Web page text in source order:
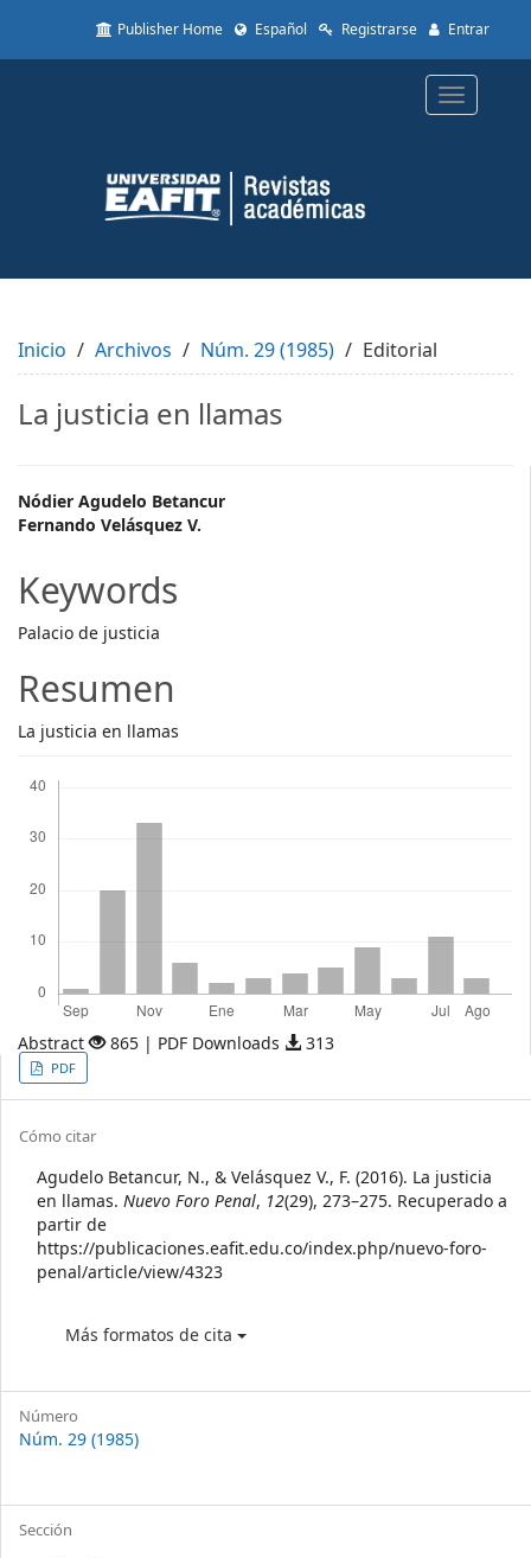
to
Content
Sidebar
Publisher Home Español Registrarse Entrar
Toggle
Inicio Archivos Núm. 29 (1985) Editorial
La justicia en llamas
Main
Article
Content
Nódier Agudelo Betancur
Fernando Velásquez V.
Keywords
Palacio de justicia
Resumen
La justicia en llamas
Abstract 865 | PDF Downloads 313
Article
Sidebar
PDF
Article
Details
Cómo citar
Agudelo Betancur, N., & Velásquez V., F. (2016). La justicia
en llamas. Nuevo Foro Penal, 12(29), 273–275. Recuperado a
partir de
https://publicaciones.eafit.edu.co/index.php/nuevo-foro-
penal/article/view/4323
Más formatos de cita
Número
Núm. 29 (1985)
Sección